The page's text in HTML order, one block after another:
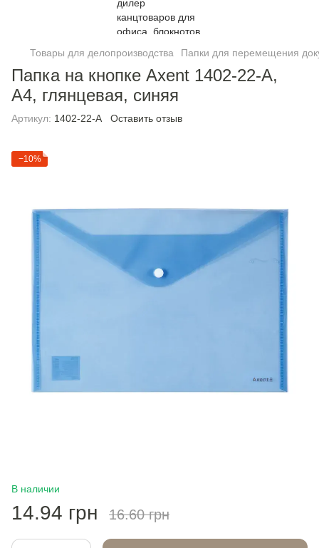
Товары для делопроизводства Папки для перемещения
Папка на кнопке Axent 1402-22-A,
А4, глянцевая, синяя
Артикул: 1402-22-A Оставить отзыв
−10%
В наличии
14.94 грн 16.60 грн